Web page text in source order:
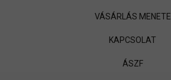
VÁSÁRLÁS MENETE
KAPCSOLAT
ÁSZF